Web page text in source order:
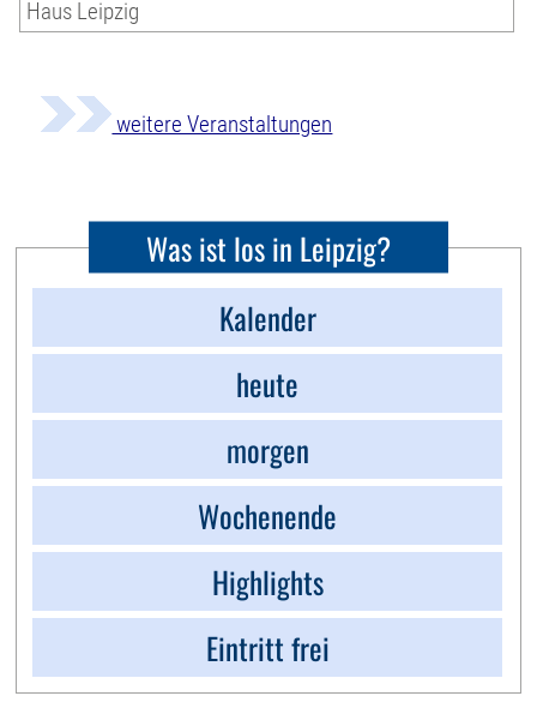
Haus Leipzig
weitere Veranstaltungen
Was ist los in Leipzig?
Kalender
heute
morgen
Wochenende
Highlights
Eintritt frei